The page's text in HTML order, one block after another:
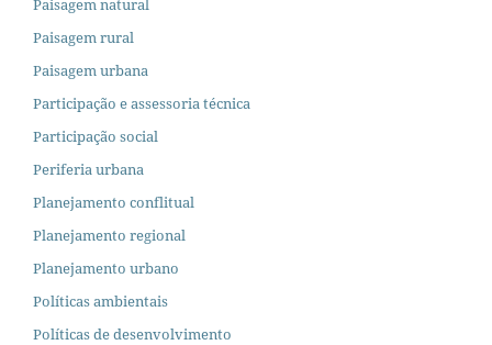
Paisagem natural
Paisagem rural
Paisagem urbana
Participação e assessoria técnica
Participação social
Periferia urbana
Planejamento conflitual
Planejamento regional
Planejamento urbano
Políticas ambientais
Políticas de desenvolvimento